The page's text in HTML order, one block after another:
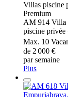
Villas piscine
Premium
AM 914 Villa
piscine privée
Max. 10
de 2 000 €
par semaine
Plus